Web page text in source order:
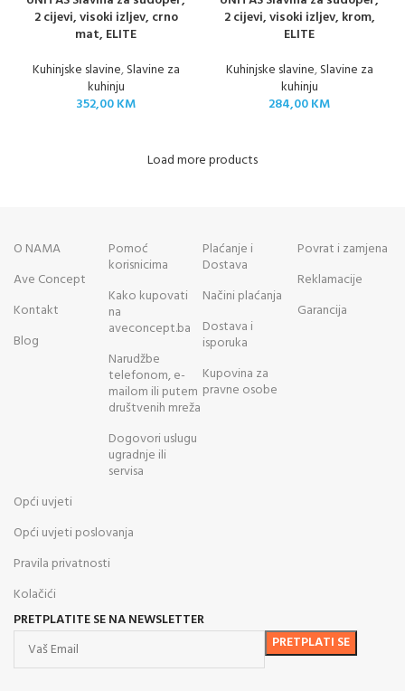
2 cijevi, visoki izljev, crno
mat, ELITE
Kuhinjske slavine,Slavine za
kuhinju
352,00KM
2 cijevi, visoki izljev, krom,
ELITE
Kuhinjske slavine,Slavine za
kuhinju
284,00KM
Load more products
O NAMA
Ave Concept
Kontakt
Blog
Pomoć
korisnicima
Kako kupovati
na
aveconcept.ba
Narudžbe
telefonom, e-
mailom ili putem
društvenih mreža
Dogovori uslugu
ugradnje ili
servisa
Plaćanje i
Dostava
Načini plaćanja
Dostava i
isporuka
Kupovina za
pravne osobe
Povrat i zamjena
Reklamacije
Garancija
Opći uvjeti
Opći uvjeti poslovanja
Pravila privatnosti
Kolačići
PRETPLATITE SE NA NEWSLETTER